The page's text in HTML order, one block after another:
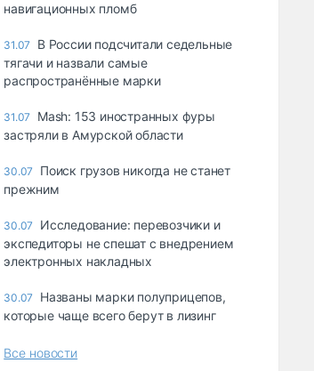
навигационных пломб
31.07
В России подсчитали седельные
тягачи и назвали самые
распространённые марки
31.07
Mash: 153 иностранных фуры
застряли в Амурской области
30.07
Поиск грузов никогда не станет
прежним
30.07
Исследование: перевозчики и
экспедиторы не спешат с внедрением
электронных накладных
30.07
Названы марки полуприцепов,
которые чаще всего берут в лизинг
Все новости